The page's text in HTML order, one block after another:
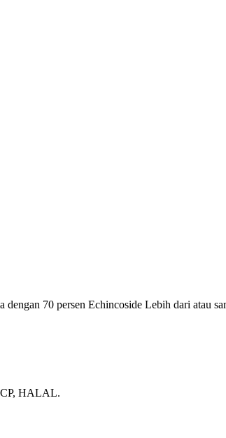
70 persen Echincoside Lebih dari atau
HALAL.